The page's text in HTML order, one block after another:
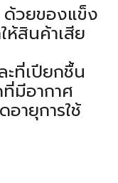
วยของแข็ง
ห้สินค้าเสีย
ะที่เปียกชื้น
มีอากาศ
ายุการใช้